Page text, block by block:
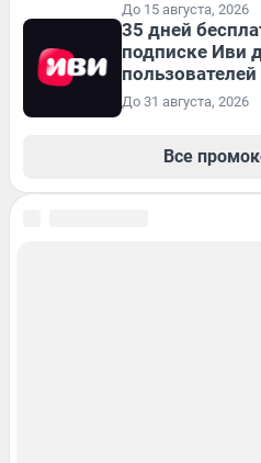
До 15 августа, 2026
35 дней
подписке Иви
пользователей
До 31 августа, 2026
Все